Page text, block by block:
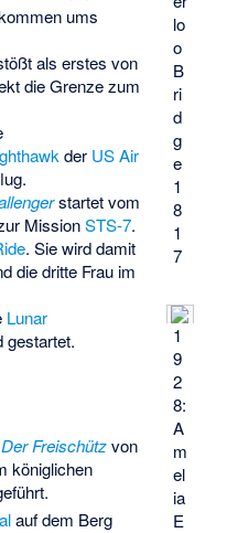
lo
o
B
ri
d
g
e
1
8
1
7
1
9
2
8:
A
m
el
ia
E
ums
als erstes von
die Grenze zum
der US Air
startet vom
MissionSTS-7.
. Sie wird damit
die dritte Frau im
Lunar
Der Freischützvon
königlichen
auf dem Berg